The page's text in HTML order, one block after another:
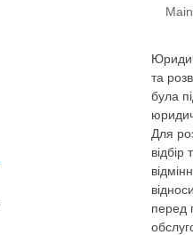
Main
та
була
Для
перед